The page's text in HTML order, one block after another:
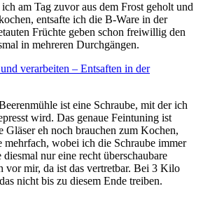
am Tag zuvor aus dem Frost geholt und
entsafte ich die B-Ware in der
Früchte geben schon freiwillig den
in mehreren Durchgängen.
ist eine Schraube, mit der ich
wird. Das genaue Feintuning ist
Gläser eh noch brauchen zum Kochen,
mehrfach, wobei ich die Schraube immer
nur eine recht überschaubare
vor mir, da ist das vertretbar. Bei 3 Kilo
nicht bis zu diesem Ende treiben.